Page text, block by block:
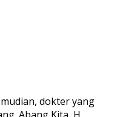
dokter yang